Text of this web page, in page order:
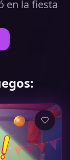
en la fiesta